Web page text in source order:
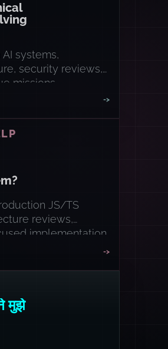
systems,
security reviews,
missions.
->
JS/TS
reviews,
implementation
->
मुझे